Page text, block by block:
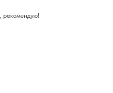
рекомендую!